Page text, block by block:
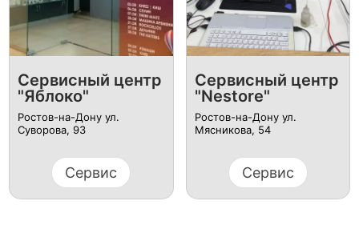
Сервисный центр
"Яблоко"
Ростов-на-Дону ул.
Суворова, 93
Сервис
Сервисный центр
"Nestore"
Ростов-на-Дону ул.
Мясникова, 54
Сервис